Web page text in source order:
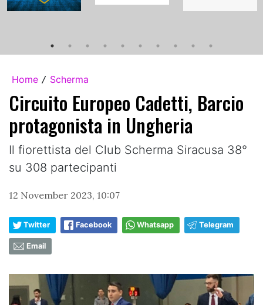
Home / Scherma
Circuito Europeo Cadetti, Barcio
protagonista in Ungheria
Il fiorettista del Club Scherma Siracusa 38°
su 308 partecipanti
12 November 2023, 10:07
Twitter Facebook Whatsapp Telegram
Email